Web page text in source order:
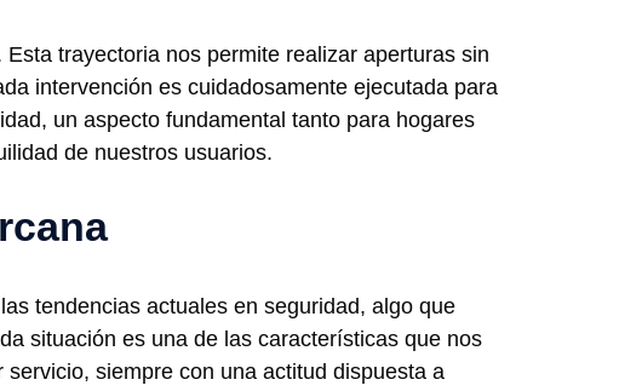
trayectoria nos permite realizar aperturas sin
intervención es cuidadosamente ejecutada para
un aspecto fundamental tanto para hogares
de nuestros usuarios.
tendencias actuales en seguridad, algo que
situación es una de las características que nos
siempre con una actitud dispuesta a